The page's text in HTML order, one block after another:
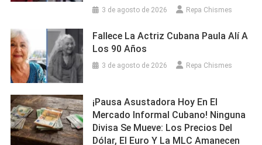
3 de agosto de 2026 Repa Chismes
Fallece La Actriz Cubana Paula Alí A
Los 90 Años
3 de agosto de 2026 Repa Chismes
¡Pausa Asustadora Hoy En El
Mercado Informal Cubano! Ninguna
Divisa Se Mueve: Los Precios Del
Dólar, El Euro Y La MLC Amanecen